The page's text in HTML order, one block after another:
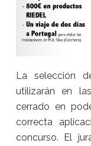
La selección
utilizarán en
cerrado en
correcta
concurso. El